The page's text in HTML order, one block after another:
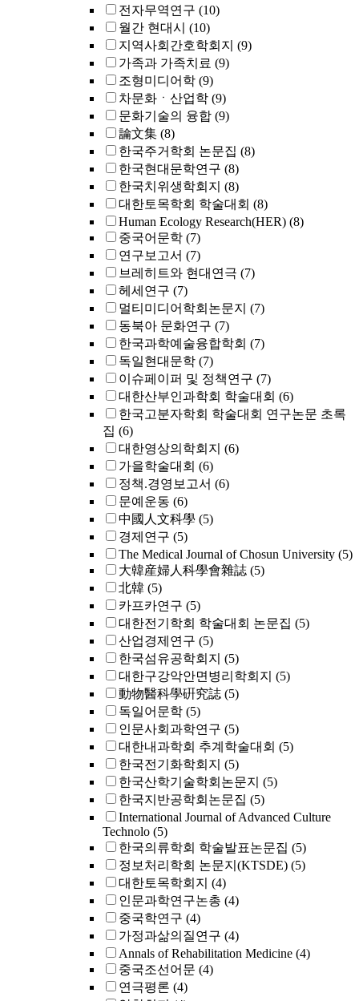
전자무역연구 (10)
월간 현대시 (10)
지역사회간호학회지 (9)
가족과 가족치료 (9)
조형미디어학 (9)
차문화ㆍ산업학 (9)
문화기술의 융합 (9)
論文集 (8)
한국주거학회 논문집 (8)
한국현대문학연구 (8)
한국치위생학회지 (8)
대한토목학회 학술대회 (8)
Human Ecology Research(HER) (8)
중국어문학 (7)
연구보고서 (7)
브레히트와 현대연극 (7)
헤세연구 (7)
멀티미디어학회논문지 (7)
동북아 문화연구 (7)
한국과학예술융합학회 (7)
독일현대문학 (7)
이슈페이퍼 및 정책연구 (7)
대한산부인과학회 학술대회 (6)
한국고분자학회 학술대회 연구논문 초록
집 (6)
대한영상의학회지 (6)
가을학술대회 (6)
정책.경영보고서 (6)
문예운동 (6)
中國人文科學 (5)
경제연구 (5)
The Medical Journal of Chosun University (5)
大韓産婦人科學會雜誌 (5)
北韓 (5)
카프카연구 (5)
대한전기학회 학술대회 논문집 (5)
산업경제연구 (5)
한국섬유공학회지 (5)
대한구강악안면병리학회지 (5)
動物醫科學硏究誌 (5)
독일어문학 (5)
인문사회과학연구 (5)
대한내과학회 추계학술대회 (5)
한국전기화학회지 (5)
한국산학기술학회논문지 (5)
한국지반공학회논문집 (5)
International Journal of Advanced Culture
Technolo (5)
한국의류학회 학술발표논문집 (5)
정보처리학회 논문지(KTSDE) (5)
대한토목학회지 (4)
인문과학연구논총 (4)
중국학연구 (4)
가정과삶의질연구 (4)
Annals of Rehabilitation Medicine (4)
중국조선어문 (4)
연극평론 (4)